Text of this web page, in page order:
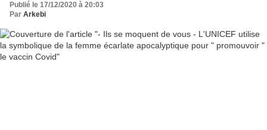
Publié le 17/12/2020 à 20:03
Par Arkebi